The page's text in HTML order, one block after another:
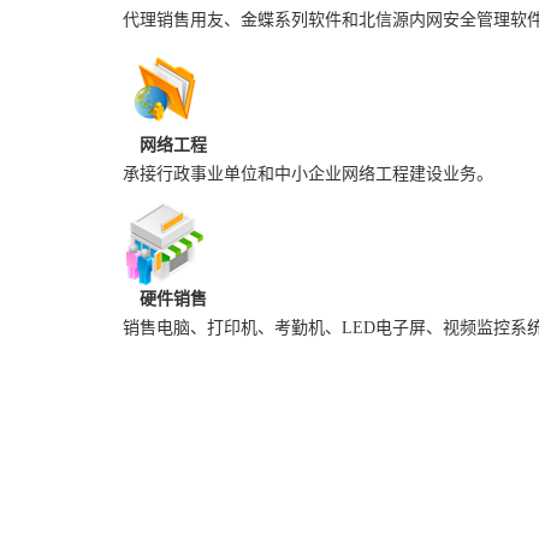
代理销售用友、金蝶系列软件和北信源内网安全管理软
网络工程
承接行政事业单位和中小企业网络工程建设业务。
硬件销售
销售电脑、打印机、考勤机、LED电子屏、视频监控系